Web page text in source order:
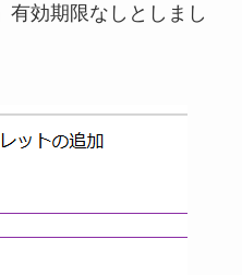
有効期限なしとしまし